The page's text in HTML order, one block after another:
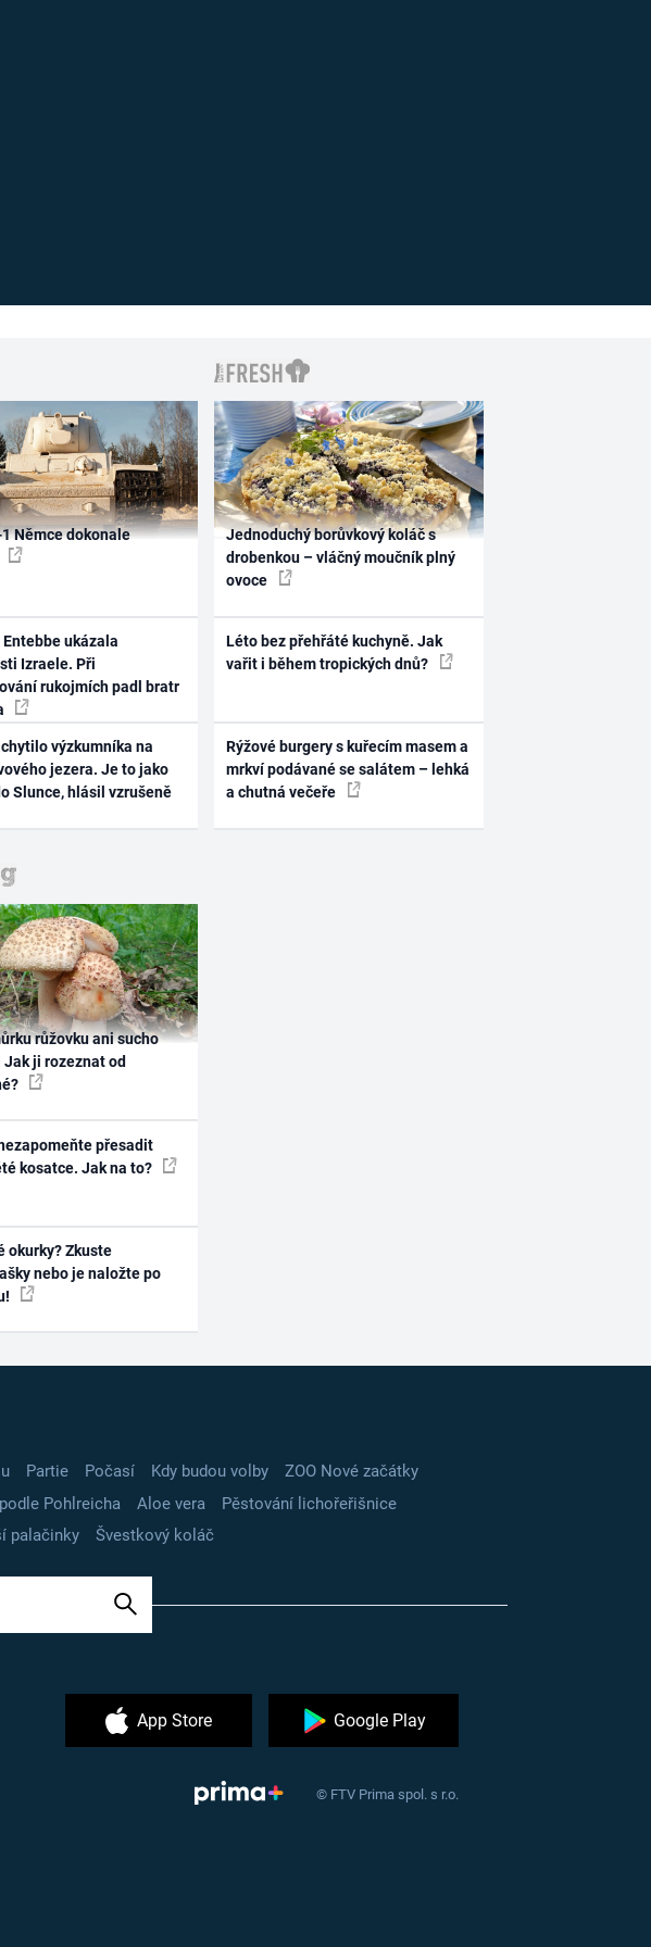
1 Němce dokonale
ukázala
Izraele. Při
rukojmích padl bratr
výzkumníka na
jezera. Je to jako
Slunce, hlásil vzrušeně
Jednoduchý borůvkový koláč s
drobenkou – vláčný moučník plný
ovoce
Léto bez přehřáté kuchyně. Jak
vařit i během tropických dnů?
Rýžové burgery s kuřecím masem a
mrkví podávané se salátem – lehká
a chutná večeře
růžovku ani sucho
ji rozeznat od
přesadit
kosatce. Jak na to?
okurky? Zkuste
nebo je naložte po
Partie Počasí Kdy budou volby
ZOO Nové začátky
Pohlreicha Aloe vera
Pěstování lichořeřišnice
palačinky Švestkový koláč
App Store Google Play
© FTV Prima spol. s r.o.